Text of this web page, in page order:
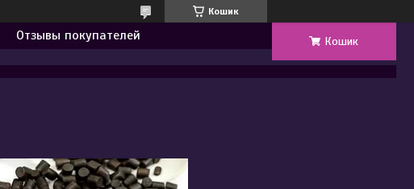
Кошик
Отзывы покупателей Кошик